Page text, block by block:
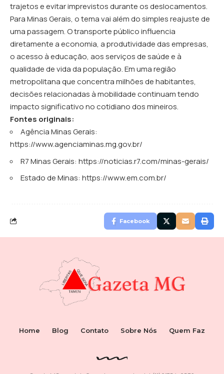
trajetos e evitar imprevistos durante os deslocamentos.
Para Minas Gerais, o tema vai além do simples reajuste de
uma passagem. O transporte público influencia
diretamente a economia, a produtividade das empresas,
o acesso à educação, aos serviços de saúde e à
qualidade de vida da população. Em uma região
metropolitana que concentra milhões de habitantes,
decisões relacionadas à mobilidade continuam tendo
impacto significativo no cotidiano dos mineiros.
Fontes originais:
Agência Minas Gerais:
https://www.agenciaminas.mg.gov.br/
R7 Minas Gerais: https://noticias.r7.com/minas-gerais/
Estado de Minas: https://www.em.com.br/
Facebook
Home Blog Contato Sobre Nós Quem Faz